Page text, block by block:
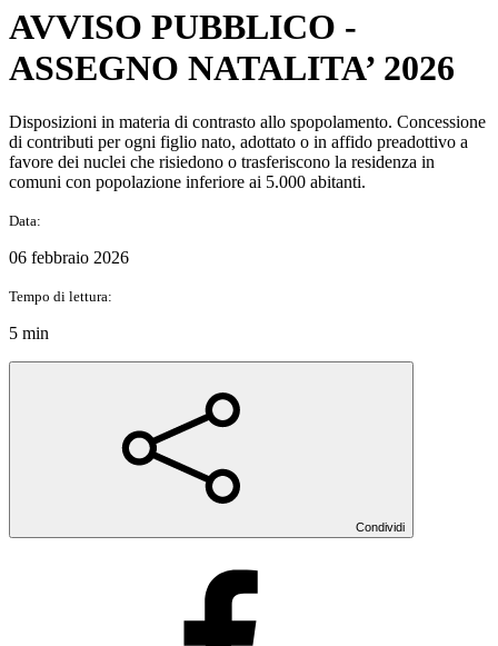
AVVISO PUBBLICO -
ASSEGNO NATALITA’ 2026
Disposizioni in materia di contrasto allo spopolamento. Concessione
di contributi per ogni figlio nato, adottato o in affido preadottivo a
favore dei nuclei che risiedono o trasferiscono la residenza in
comuni con popolazione inferiore ai 5.000 abitanti.
Data:
06 febbraio 2026
Tempo di lettura:
5 min
Condividi